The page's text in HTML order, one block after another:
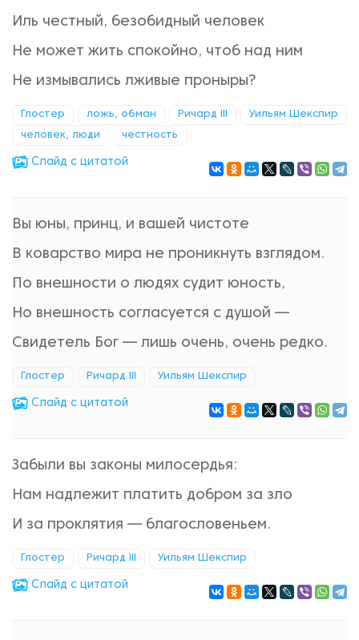
Иль честный, безобидный человек
Не может жить спокойно, чтоб над ним
Не измывались лживые проныры?
Глостер ложь, обман Ричард III Уильям Шекспир
человек, люди честность
Cлайд с цитатой
Вы юны, принц, и вашей чистоте
В коварство мира не проникнуть взглядом.
По внешности о людях судит юность,
Но внешность согласуется с душой —
Свидетель Бог — лишь очень, очень редко.
Глостер Ричард III Уильям Шекспир
Cлайд с цитатой
Забыли вы законы милосердья:
Нам надлежит платить добром за зло
И за проклятия — благословеньем.
Глостер Ричард III Уильям Шекспир
Cлайд с цитатой